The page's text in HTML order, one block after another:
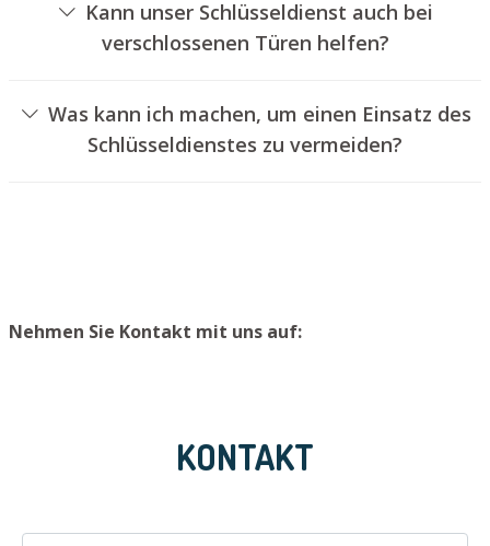
Kann unser Schlüsseldienst auch bei
verschlossenen Türen helfen?
Dies kann jedoch in der Regel nicht erfolgen, ohne das
Türschloss aufzubohren. Wir setzen Ihnen jedoch einen
neuen Zylinder ein, sodass die Eingangstür wieder
Was kann ich machen, um einen Einsatz des
Schlüsseldienstes zu vermeiden?
Nehmen Sie Kontakt mit uns auf:
KONTAKT